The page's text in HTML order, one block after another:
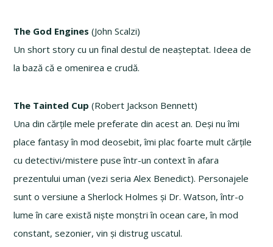
The God Engines (John Scalzi)
Un short story cu un final destul de neașteptat. Ideea de
la bază că e omenirea e crudă.
The Tainted Cup (Robert Jackson Bennett)
Una din cărțile mele preferate din acest an. Deși nu îmi
place fantasy în mod deosebit, îmi plac foarte mult cărțile
cu detectivi/mistere puse într-un context în afara
prezentului uman (vezi seria Alex Benedict). Personajele
sunt o versiune a Sherlock Holmes și Dr. Watson, într-o
lume în care există niște monștri în ocean care, în mod
constant, sezonier, vin și distrug uscatul.